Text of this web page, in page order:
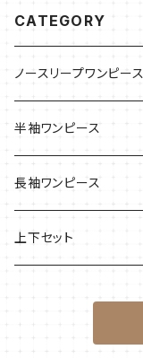
CATEGORY
ノースリープワンピース
半袖ワンピース
長袖ワンピース
上下セット